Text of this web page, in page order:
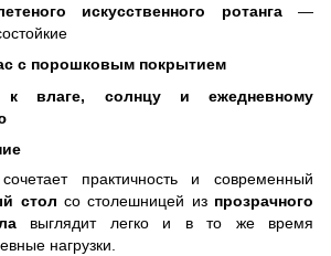
искусственного ротанга—
с порошковым покрытием
к влаге, солнцу и ежедневному
практичность и современный
стол со столешницей из прозрачного
выглядит легко и в то же время
нагрузки.